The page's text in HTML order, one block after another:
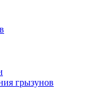
грызунов